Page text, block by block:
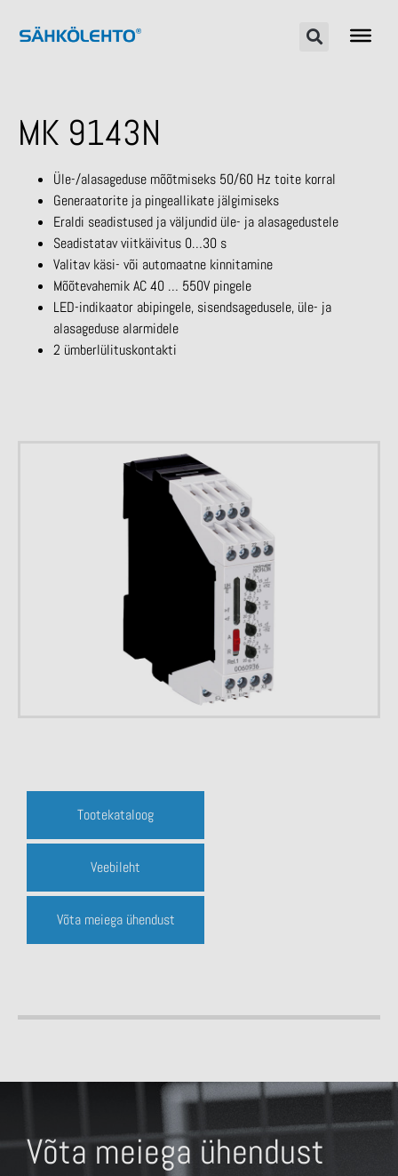
MK 9143N
Üle-/alasageduse mõõtmiseks 50/60 Hz toite korral
Generaatorite ja pingeallikate jälgimiseks
Eraldi seadistused ja väljundid üle- ja alasagedustele
Seadistatav viitkäivitus 0…30 s
Valitav käsi- või automaatne kinnitamine
Mõõtevahemik AC 40 … 550V pingele
LED-indikaator abipingele, sisendsagedusele, üle- ja
alasageduse alarmidele
2 ümberlülituskontakti
Tootekataloog
Veebileht
Võta meiega ühendust
Võta meiega ühendust